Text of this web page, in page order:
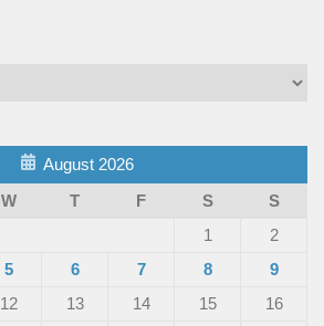
August 2026
W T F S
S
1
2
5 6 7 8
9
12 13 14 15
16